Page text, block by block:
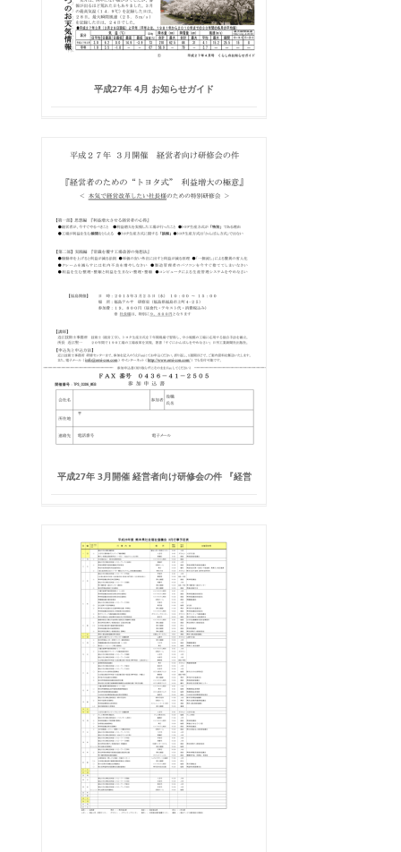
平成27年 4月 お知らせガイド
平成27年 3月開催 経営者向け研修会の件 『経営